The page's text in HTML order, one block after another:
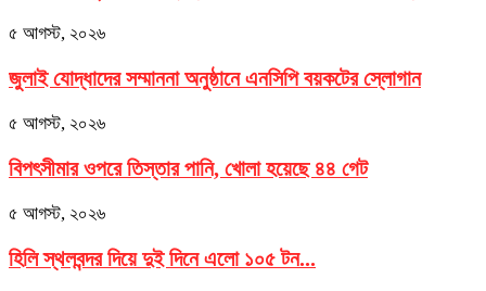
৫ আগস্ট, ২০২৬
জুলাই যোদ্ধাদের সম্মাননা অনুষ্ঠানে এনসিপি বয়কটের স্লোগান
৫ আগস্ট, ২০২৬
বিপৎসীমার ওপরে তিস্তার পানি, খোলা হয়েছে ৪৪ গেট
৫ আগস্ট, ২০২৬
হিলি স্থলবন্দর দিয়ে দুই দিনে এলো ১০৫ টন...